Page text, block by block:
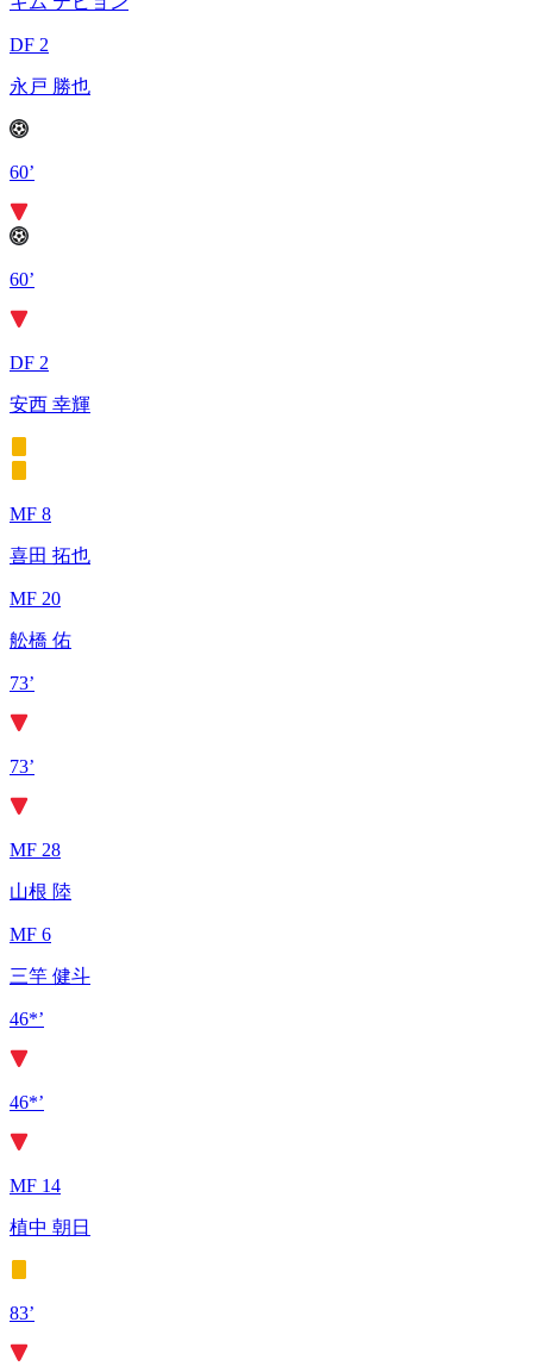
DF 2
永戸 勝也
60’
60’
DF 2
安西 幸輝
MF 8
喜田 拓也
MF 20
舩橋 佑
73’
73’
MF 28
山根 陸
MF 6
三竿 健斗
46*’
46*’
MF 14
植中 朝日
83’